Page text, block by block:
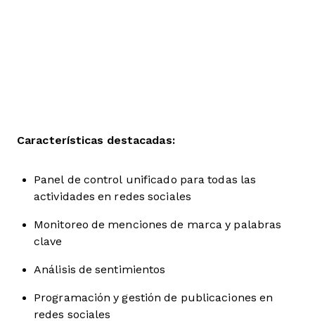
Características destacadas:
Panel de control unificado para todas las
actividades en redes sociales
Monitoreo de menciones de marca y palabras
clave
Análisis de sentimientos
Programación y gestión de publicaciones en
redes sociales